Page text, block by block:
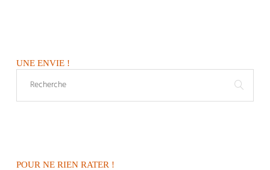
UNE ENVIE !
POUR NE RIEN RATER !